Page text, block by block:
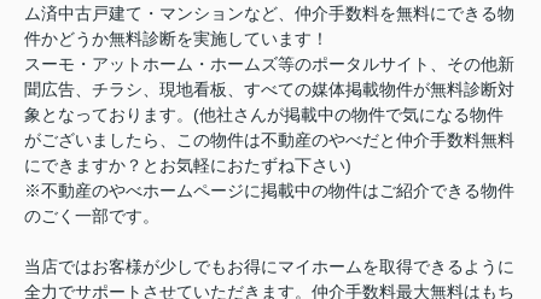
ム済中古戸建て・マンションなど、仲介手数料を無料にできる物
件かどうか無料診断を実施しています！
スーモ・アットホーム・ホームズ等のポータルサイト、その他新
聞広告、チラシ、現地看板、すべての媒体掲載物件が無料診断対
象となっております。(他社さんが掲載中の物件で気になる物件
がございましたら、この物件は不動産のやべだと仲介手数料無料
にできますか？とお気軽におたずね下さい)
※不動産のやべホームページに掲載中の物件はご紹介できる物件
のごく一部です。
当店ではお客様が少しでもお得にマイホームを取得できるように
全力でサポートさせていただきます。仲介手数料最大無料はもち